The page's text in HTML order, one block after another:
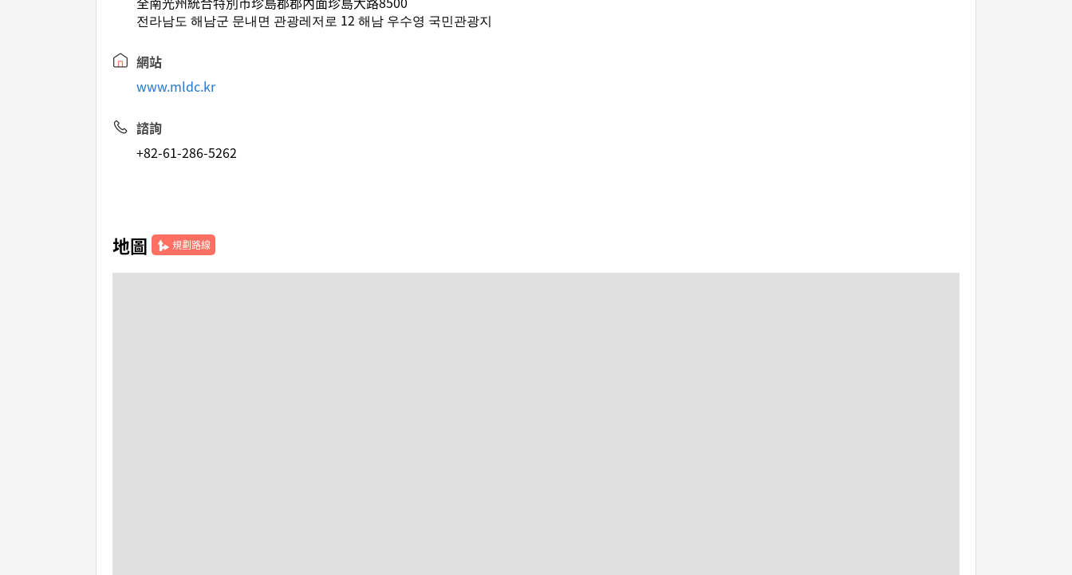
전라남도 해남군 문내면 관광레저로 12 해남 우수영 국민관광지
網站
www.mldc.kr
諮詢
+82-61-286-5262
地圖 規劃路線